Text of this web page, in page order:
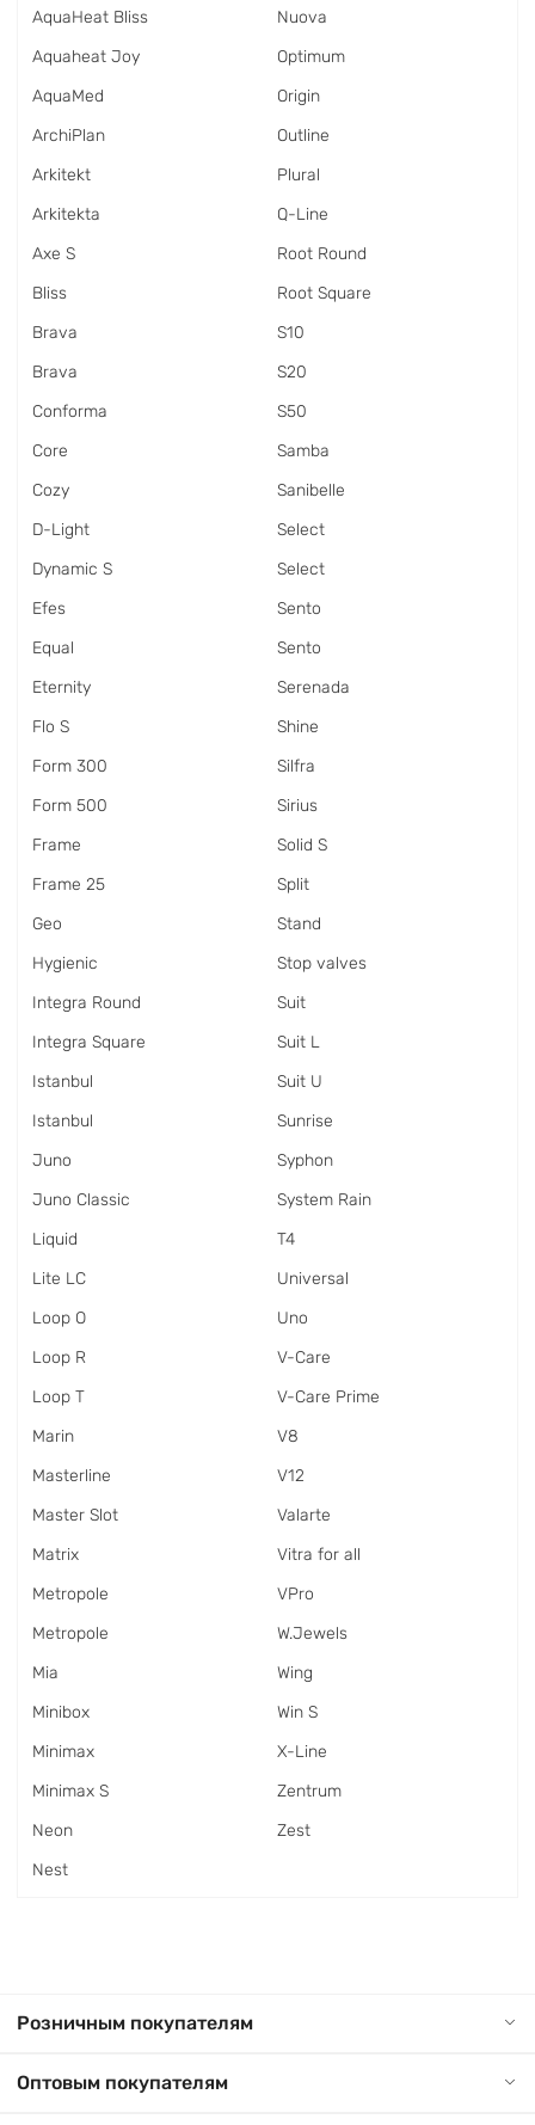
AquaHeat Bliss
Aquaheat Joy
AquaMed
ArchiPlan
Arkitekt
Arkitekta
Axe S
Bliss
Brava
Brava
Conforma
Core
Cozy
D-Light
Dynamic S
Efes
Equal
Eternity
Flo S
Form 300
Form 500
Frame
Frame 25
Geo
Hygienic
Integra Round
Integra Square
Istanbul
Istanbul
Juno
Juno Classic
Liquid
Lite LC
Loop O
Loop R
Loop T
Marin
Masterline
Master Slot
Matrix
Metropole
Metropole
Mia
Minibox
Minimax
Minimax S
Neon
Nest
Nuova
Optimum
Origin
Outline
Plural
Q-Line
Root Round
Root Square
S10
S20
S50
Samba
Sanibelle
Select
Select
Sento
Sento
Serenada
Shine
Silfra
Sirius
Solid S
Split
Stand
Stop valves
Suit
Suit L
Suit U
Sunrise
Syphon
System Rain
T4
Universal
Uno
V-Care
V-Care Prime
V8
V12
Valarte
Vitra for all
VPro
W.Jewels
Wing
Win S
X-Line
Zentrum
Zest
Розничным покупателям
Оптовым покупателям